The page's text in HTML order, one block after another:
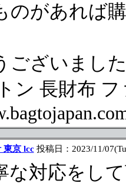
のがあれば
ございまし
ン 長財布
東京 lcc投稿日：2023/11/
な対応をし